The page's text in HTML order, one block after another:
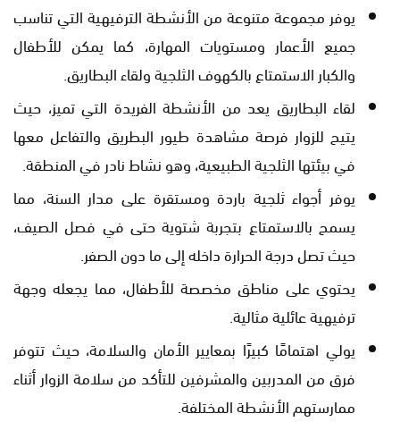
يوفر مجموعة متنوعة من الأنشطة الترفيهية التي تناسب
جميع الأعمار ومستويات المهارة، كما يمكن للأطفال
والكبار الاستمتاع بالكهوف الثلجية ولقاء البطاريق.
لقاء البطاريق يعد من الأنشطة الفريدة التي تميز، حيث
يتيح للزوار فرصة مشاهدة طيور البطريق والتفاعل معها
في بيئتها الثلجية الطبيعية، وهو نشاط نادر في المنطقة.
يوفر أجواء ثلجية باردة ومستقرة على مدار السنة، مما
يسمح بالاستمتاع بتجربة شتوية حتى في فصل الصيف،
حيث تصل درجة الحرارة داخله إلى ما دون الصفر.
يحتوي على مناطق مخصصة للأطفال، مما يجعله وجهة
ترفيهية عائلية مثالية.
يولي اهتمامًا كبيرًا بمعايير الأمان والسلامة، حيث تتوفر
فرق من المدربين والمشرفين للتأكد من سلامة الزوار أثناء
ممارستهم الأنشطة المختلفة.